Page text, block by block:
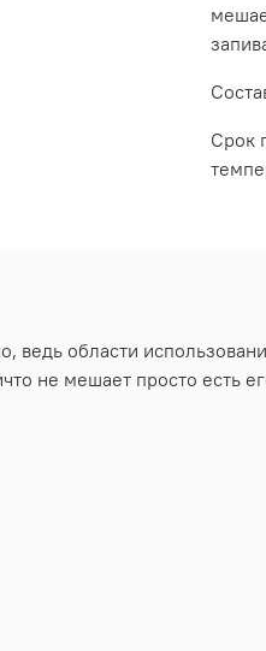
Срок
области
не мешает просто есть